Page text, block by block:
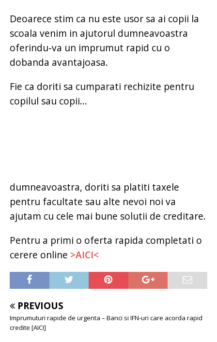
Deoarece stim ca nu este usor sa ai copii la
scoala venim in ajutorul dumneavoastra
oferindu-va un imprumut rapid cu o
dobanda avantajoasa.
Fie ca doriti sa cumparati rechizite pentru
copilul sau copii...
dumneavoastra, doriti sa platiti taxele
pentru facultate sau alte nevoi noi va
ajutam cu cele mai bune solutii de creditare.
Pentru a primi o oferta rapida completati o
cerere online >AICI<
PREVIOUS
Imprumuturi rapide de urgenta – Banci si IFN-uri care acorda rapid
credite [AICI]